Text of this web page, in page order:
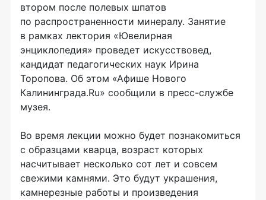
втором после полевых шпатов
по распространенности минералу. Занятие
в рамках лектория «Ювелирная
энциклопедия» проведет искусствовед,
кандидат педагогических наук Ирина
Торопова. Об этом «Афише Нового
Калининграда.Ru» сообщили в пресс-службе
музея.
Во время лекции можно будет познакомиться
с образцами кварца, возраст которых
насчитывает несколько сот лет и совсем
свежими камнями. Это будут украшения,
камнерезные работы и произведения